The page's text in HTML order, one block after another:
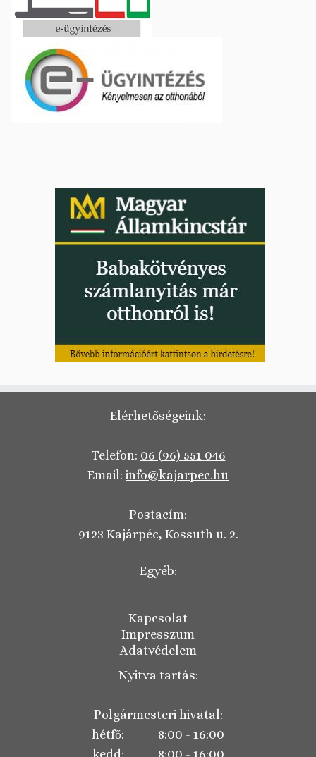
Elérhetőségeink:
Telefon: 06 (96) 551 046
Email: info@kajarpec.hu
Postacím:
9123 Kajárpéc, Kossuth u. 2.
Egyéb:
Kapcsolat
Impresszum
Adatvédelem
Nyitva tartás:
Polgármesteri hivatal:
hétfő: 8:00 - 16:00